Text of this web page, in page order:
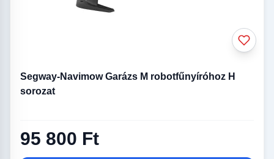
Segway-Navimow Garázs M robotfűnyíróhoz H
sorozat
95 800 Ft